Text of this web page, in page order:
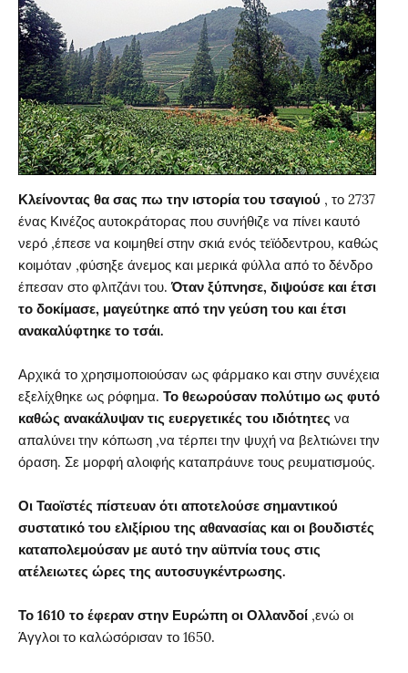
Κλείνοντας θα σας πω την ιστορία του τσαγιού , το 2737
ένας Κινέζος αυτοκράτορας που συνήθιζε να πίνει καυτό
νερό ,έπεσε να κοιμηθεί στην σκιά ενός τεϊόδεντρου, καθώς
κοιμόταν ,φύσηξε άνεμος και μερικά φύλλα από το δένδρο
έπεσαν στο φλιτζάνι του.Όταν ξύπνησε, διψούσε και έτσι
το δοκίμασε, μαγεύτηκε από την γεύση του και έτσι
ανακαλύφτηκε το τσάι.
Αρχικά το χρησιμοποιούσαν ως φάρμακο και στην συνέχεια
εξελίχθηκε ως ρόφημα. Το θεωρούσαν πολύτιμο ως φυτό
καθώς ανακάλυψαν τις ευεργετικές του ιδιότητες να
απαλύνει την κόπωση ,να τέρπει την ψυχή να βελτιώνει την
όραση. Σε μορφή αλοιφής καταπράυνε τους ρευματισμούς.
Οι Ταοϊστές πίστευαν ότι αποτελούσε σημαντικού
συστατικό του ελιξίριου της αθανασίας και οι βουδιστές
καταπολεμούσαν με αυτό την αϋπνία τους στις
ατέλειωτες ώρες της αυτοσυγκέντρωσης.
Το 1610 το έφεραν στην Ευρώπη οι Ολλανδοί ,ενώ οι
Άγγλοι το καλώσόρισαν το 1650.